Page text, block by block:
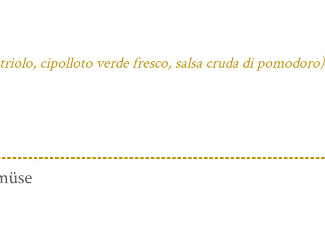
cipolloto verde fresco, salsa cruda di pomodoro)